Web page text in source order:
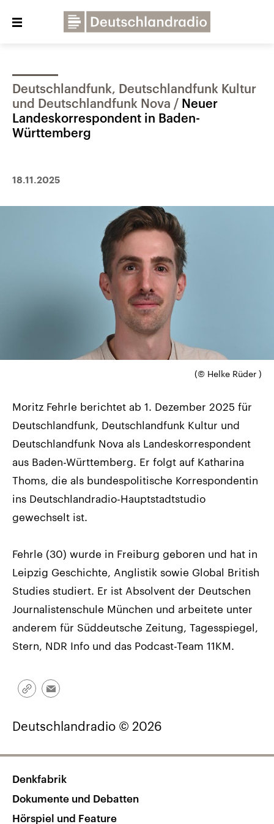
Close
Deutschlandfunk Nova
Über uns Programme Presse
Dialog und Kontakt Veranstaltungen
Deutschlandfunk, Deutschlandfunk Kultur
und Deutschlandfunk Nova
Neuer
Landeskorrespondent in Baden-
Württemberg
18.11.2025
(© Helke Rüder )
Moritz Fehrle berichtet ab 1. Dezember 2025 für
Deutschlandfunk, Deutschlandfunk Kultur und
Deutschlandfunk Nova als Landeskorrespondent
aus Baden-Württemberg. Er folgt auf Katharina
Thoms, die als bundespolitische Korrespondentin
ins Deutschlandradio-Hauptstadtstudio
gewechselt ist.
Fehrle (30) wurde in Freiburg geboren und hat in
Leipzig Geschichte, Anglistik sowie Global British
Studies studiert. Er ist Absolvent der Deutschen
Journalistenschule München und arbeitete unter
anderem für Süddeutsche Zeitung, Tagesspiegel,
Stern, NDR Info und das Podcast-Team 11KM.
Link
Email
Deutschlandradio © 2026
Denkfabrik
Dokumente und Debatten
Hörspiel und Feature